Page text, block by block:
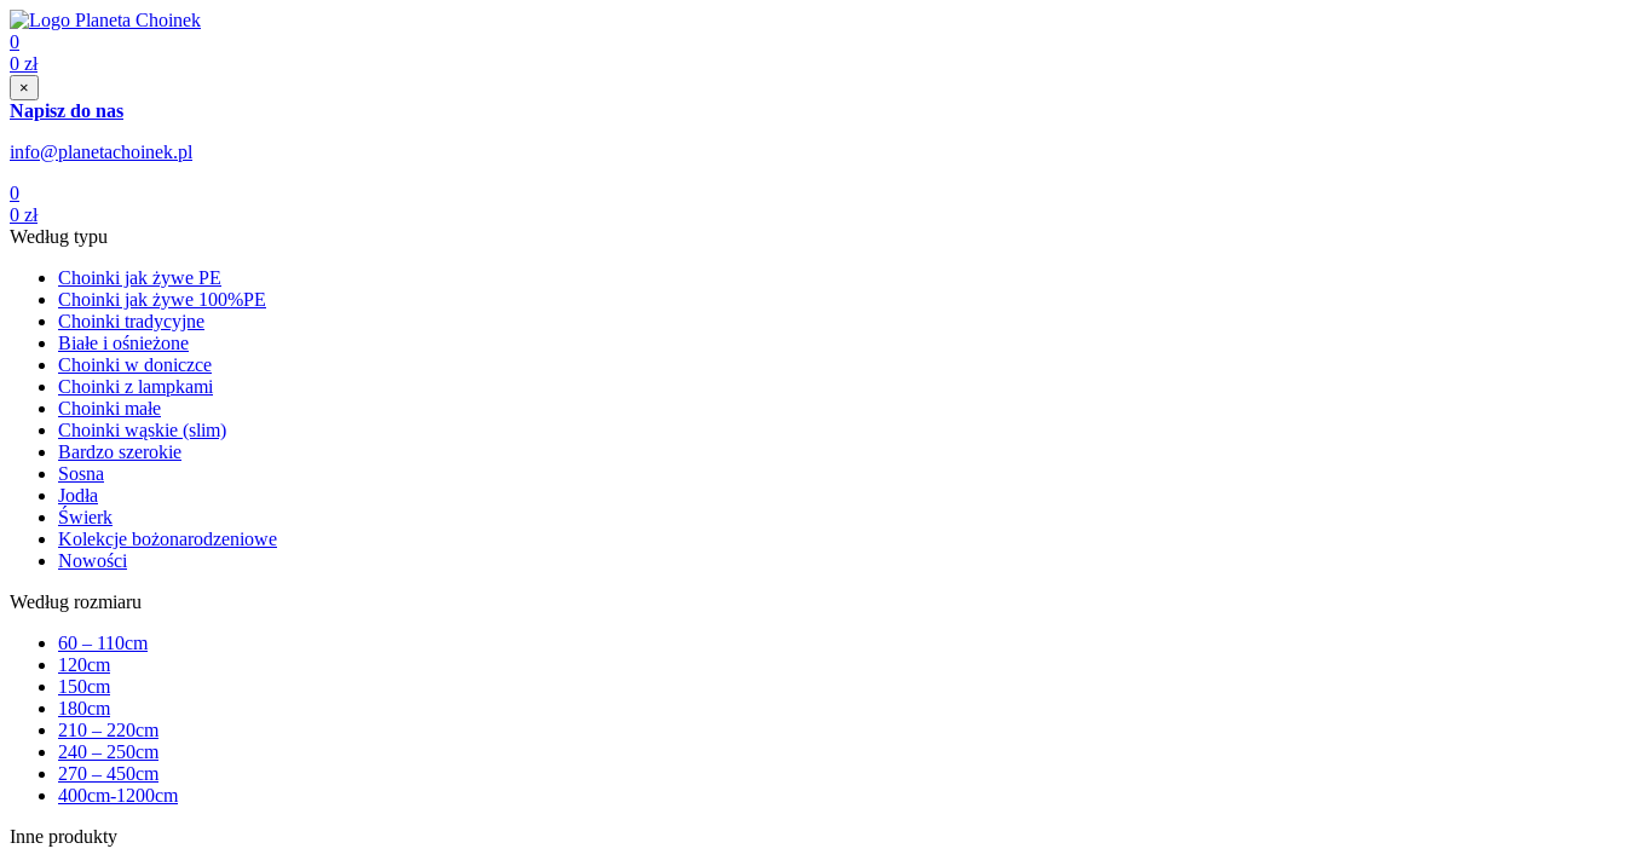
0
0 zł
×
Napisz do nas
info@planetachoinek.pl
0
0 zł
Według typu
Choinki jak żywe PE
Choinki jak żywe 100%PE
Choinki tradycyjne
Białe i ośnieżone
Choinki w doniczce
Choinki z lampkami
Choinki małe
Choinki wąskie (slim)
Bardzo szerokie
Sosna
Jodła
Świerk
Kolekcje bożonarodzeniowe
Nowości
Według rozmiaru
60 – 110cm
120cm
150cm
180cm
210 – 220cm
240 – 250cm
270 – 450cm
400cm-1200cm
Inne produkty